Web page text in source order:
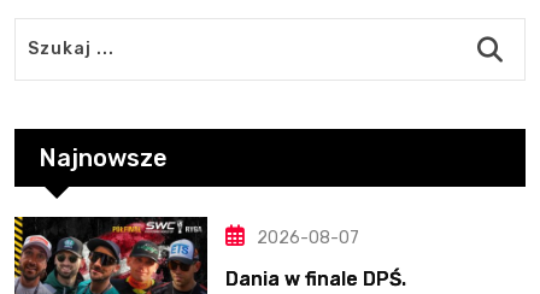
Najnowsze
2026-08-07
Dania w finale DPŚ.